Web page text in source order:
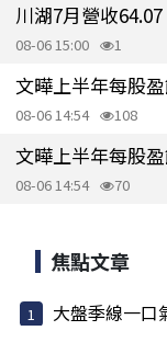
川湖7月營收
08-06 15:00 1
文曄上半年每股
08-06 14:54 108
文曄上半年每股
08-06 14:54 70
焦點文章
大盤季線一口